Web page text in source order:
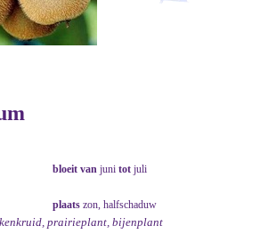
bloeit van juni tot juli
plaats zon, halfschaduw
prairieplant, bijenplant